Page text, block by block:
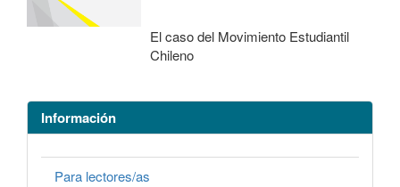
El caso del Movimiento Estudiantil
Chileno
Información
Para lectores/as